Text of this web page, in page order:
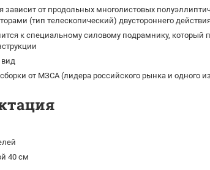
зависит от продольных многолистовых
(тип телескопический) двустороннего
к специальному силовому подрамнику,
от МЗСА (лидера российского рынка и одного
40 см